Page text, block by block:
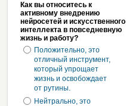
Как вы относитесь к
активному внедрению
нейросетей и искусственного
интеллекта в повседневную
жизнь и работу?
Положительно, это
отличный инструмент,
который упрощает
жизнь и освобождает
от рутины.
Нейтрально, это